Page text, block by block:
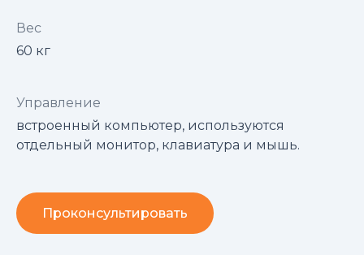
Вес
60 кг
Управление
встроенный компьютер, используются
отдельный монитор, клавиатура и мышь.
Проконсультировать